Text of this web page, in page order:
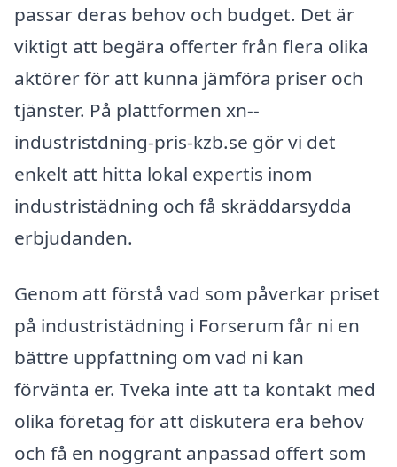
passar deras behov och budget. Det är
viktigt att begära offerter från flera olika
aktörer för att kunna jämföra priser och
tjänster. På plattformen xn--
industristdning-pris-kzb.se gör vi det
enkelt att hitta lokal expertis inom
industristädning och få skräddarsydda
erbjudanden.
Genom att förstå vad som påverkar priset
på industristädning i Forserum får ni en
bättre uppfattning om vad ni kan
förvänta er. Tveka inte att ta kontakt med
olika företag för att diskutera era behov
och få en noggrant anpassad offert som